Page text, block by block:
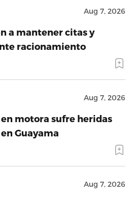
Aug 7, 2026
a mantener citas y
racionamiento
Aug 7, 2026
motora sufre heridas
Guayama
Aug 7, 2026